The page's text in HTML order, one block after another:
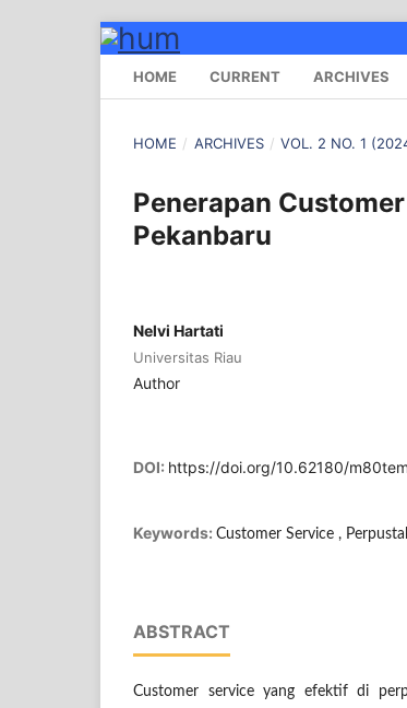
HOME CURRENT ARCHIVES
HOME / ARCHIVES / VOL. 2 NO. 1
Penerapan
Pekanbaru
Nelvi Hartati
Universitas Riau
Author
DOI: https://doi.org/10.62180/
Keywords: Customer Service ,
ABSTRACT
Customer service yang efektif di